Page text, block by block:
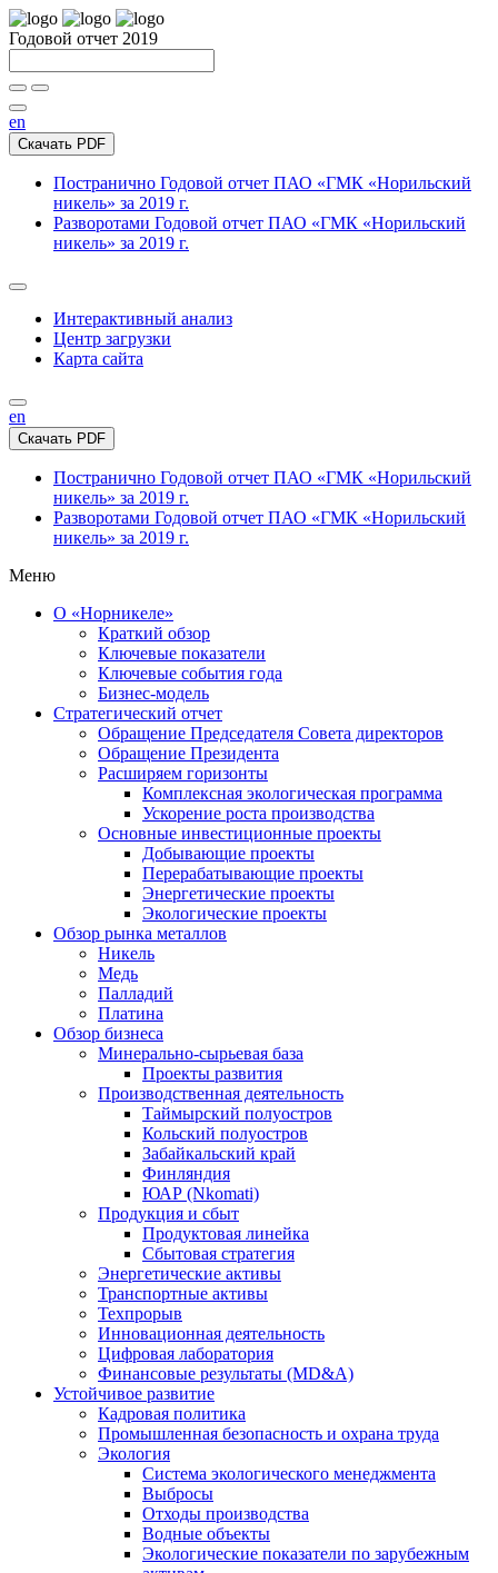
Годовой отчет 2019
en
Скачать PDF
Постранично Годовой отчет ПАО «ГМК «Норильский
никель» за 2019 г.
Разворотами Годовой отчет ПАО «ГМК «Норильский
никель» за 2019 г.
Интерактивный анализ
Центр загрузки
Карта сайта
en
Скачать PDF
Постранично Годовой отчет ПАО «ГМК «Норильский
никель» за 2019 г.
Разворотами Годовой отчет ПАО «ГМК «Норильский
никель» за 2019 г.
Меню
О «Норникеле»
Краткий обзор
Ключевые показатели
Ключевые события года
Бизнес-модель
Стратегический отчет
Обращение Председателя Совета директоров
Обращение Президента
Расширяем горизонты
Комплексная экологическая программа
Ускорение роста производства
Основные инвестиционные проекты
Добывающие проекты
Перерабатывающие проекты
Энергетические проекты
Экологические проекты
Обзор рынка металлов
Никель
Медь
Палладий
Платина
Обзор бизнеса
Минерально-сырьевая база
Проекты развития
Производственная деятельность
Таймырский полуостров
Кольский полуостров
Забайкальский край
Финляндия
ЮАР (Nkomati)
Продукция и сбыт
Продуктовая линейка
Сбытовая стратегия
Энергетические активы
Транспортные активы
Техпрорыв
Инновационная деятельность
Цифровая лаборатория
Финансовые результаты (MD&A)
Устойчивое развитие
Кадровая политика
Промышленная безопасность и охрана труда
Экология
Система экологического менеджмента
Выбросы
Отходы производства
Водные объекты
Экологические показатели по зарубежным